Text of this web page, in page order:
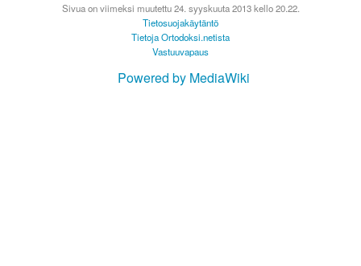
Sivua on viimeksi muutettu 24. syyskuuta 2013 kello 20.22.
Tietosuojakäytäntö
Tietoja Ortodoksi.netista
Vastuuvapaus
Powered by MediaWiki